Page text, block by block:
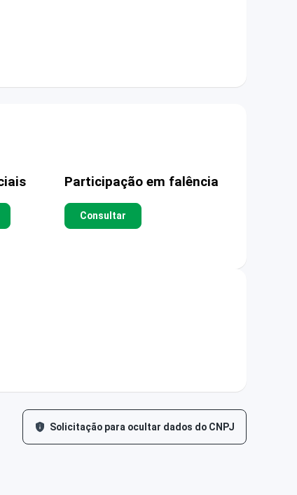
Participação em falência
Consultar
Solicitação para ocultar dados do CNPJ